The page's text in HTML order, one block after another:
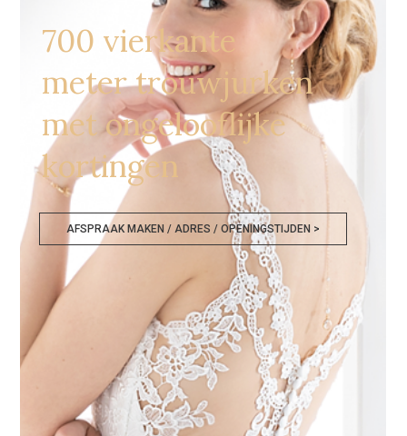
700 vierkante
meter trouwjurken
met ongelooflijke
kortingen
AFSPRAAK MAKEN / ADRES / OPENINGSTIJDEN >
Bruidsmodewinkels Gent